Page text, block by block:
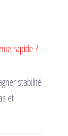
rapide ?
stabilité
et